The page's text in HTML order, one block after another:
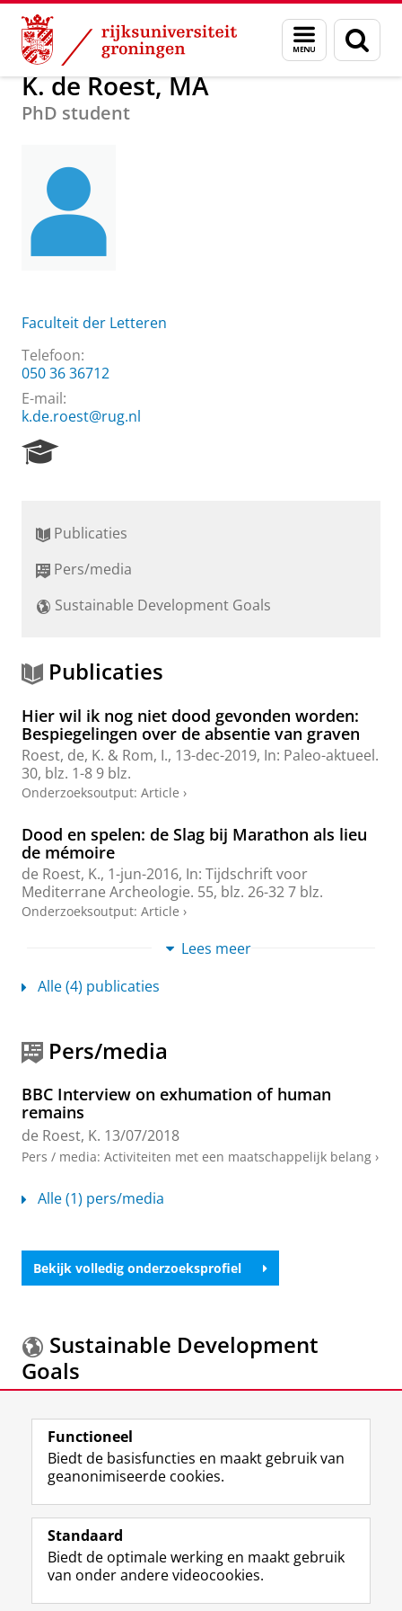
Skip
Content
Skip
Navigation
Menu
en
zoeken
Over ons K. de Roest, MA
K. de Roest, MA
PhD student
Faculteit der Letteren
Telefoon:
050 36 36712
E-mail:
k.de.roest@rug.nl
r
h
o
a
Publicaties
Pers/media
Sustainable Development Goals
Publicaties
Hier wil ik nog niet dood gevonden worden:
Bespiegelingen over de absentie van graven
Roest, de, K. & Rom, I., 13-dec-2019, In: Paleo-aktueel.
30, blz. 1-8 9 blz.
Onderzoeksoutput: Article ›
Dood en spelen: de Slag bij Marathon als lieu
de mémoire
de Roest, K., 1-jun-2016, In: Tijdschrift voor
Mediterrane Archeologie. 55, blz. 26-327 blz.
Onderzoeksoutput: Article ›
Nomen est omen? Gezichtsreconstructies als
de Roest, K.,2016,In:
Dynamische musea, statische vitrines: De
Roest, de, K.,12-dec-2014,In:Paleo-aktueel.25
119-1268 blz.
Onderzoeksoutput: Article
Lees meer
Alle (4) publicaties
Pers/media
BBC Interview on exhumation of human
remains
de Roest, K. 13/07/2018
Pers / media: Activiteiten met een maatschappelijk belang ›
Alle (1) pers/media
Bekijk volledig onderzoeksprofiel
Sustainable Development
Goals
Meer informatie over deSustainable Development
Goals.
Volg de RUG
F
a
e
b
L
i
k
e
R
S
-
f
I
n
t
Y
o
T
Studiekiezers
Functioneel
Biedt de basisfuncties en maakt gebruik van
geanonimiseerde cookies.
Standaard
Biedt de optimale werking en maakt gebruik
van onder andere videocookies.